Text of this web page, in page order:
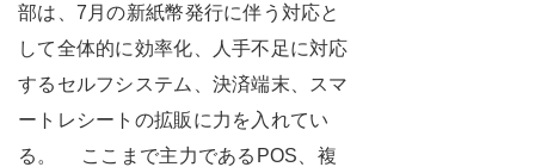
部は、7月の新紙幣発行に伴う対応と
して全体的に効率化、人手不足に対応
するセルフシステム、決済端末、スマ
ートレシートの拡販に力を入れてい
る。 ここまで主力であるPOS、複